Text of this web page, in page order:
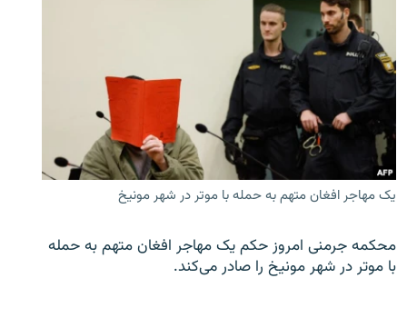
یک مهاجر افغان متهم به حمله با موتر در شهر مونیخ
محکمه جرمنی امروز حکم یک مهاجر افغان متهم به حمله
با موتر در شهر مونیخ را صادر می‌کند.